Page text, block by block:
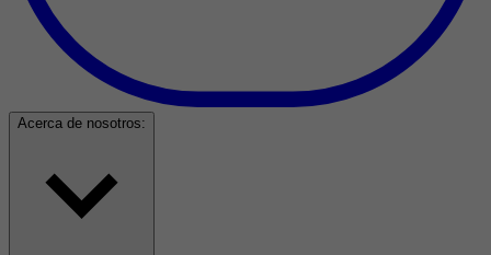
Acerca de nosotros: